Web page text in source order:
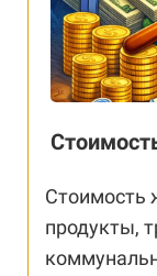
Стоимость
продукты,